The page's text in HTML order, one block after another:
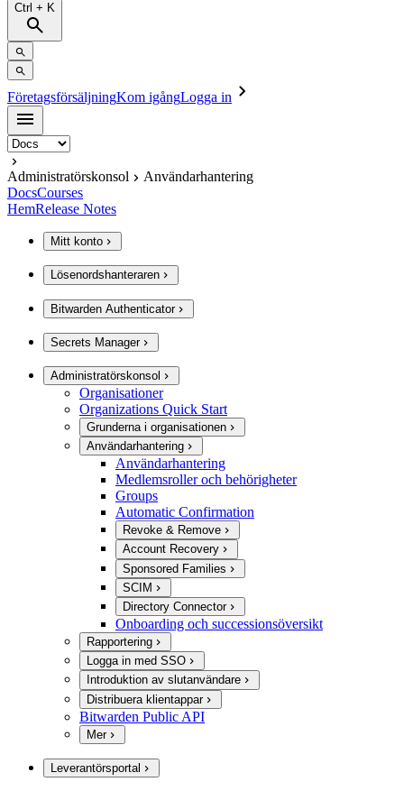
Ctrl + K
FöretagsförsäljningKom igångLogga in
Administratörskonsol
Användarhantering
DocsCourses
HemRelease Notes
Mitt konto
Lösenordshanteraren
Bitwarden Authenticator
Secrets Manager
Administratörskonsol
Organisationer
Organizations Quick Start
Grunderna i organisationen
Användarhantering
Användarhantering
Medlemsroller och behörigheter
Groups
Automatic Confirmation
Revoke & Remove
Account Recovery
Sponsored Families
SCIM
Directory Connector
Onboarding och successionsöversikt
Rapportering
Logga in med SSO
Introduktion av slutanvändare
Distribuera klientappar
Bitwarden Public API
Mer
Leverantörsportal